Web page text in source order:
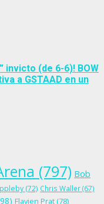
invicto (de 6-6)! BOW
a GSTAAD en un
(797) Bob
(72) Chris Waller(67)
Flavien Prat (78)